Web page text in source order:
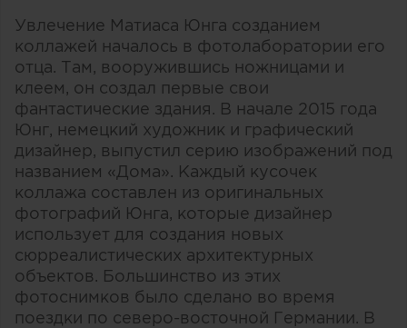
Увлечение Матиаса Юнга созданием
коллажей началось в фотолаборатории его
отца. Там, вооружившись ножницами и
клеем, он создал первые свои
фантастические здания. В начале 2015 года
Юнг, немецкий художник и графический
дизайнер, выпустил серию изображений под
названием «Дома». Каждый кусочек
коллажа составлен из оригинальных
фотографий Юнга, которые дизайнер
использует для создания новых
сюрреалистических архитектурных
объектов. Большинство из этих
фотоснимков было сделано во время
поездки по северо-восточной Германии. В